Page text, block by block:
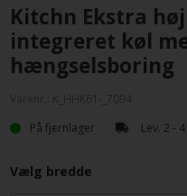
Kitchn Ekstra
integreret køl
hængselsboring
På fjernlager
Lev. 2 -
Vælg bredde